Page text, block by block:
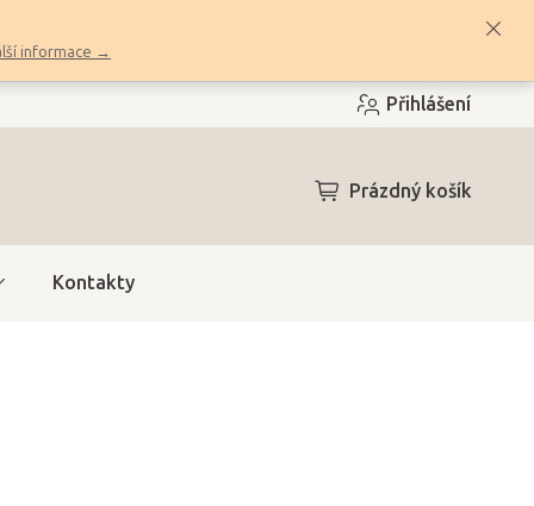
informace →
Přihlášení
NÁKUPNÍ
Prázdný košík
Kontakty